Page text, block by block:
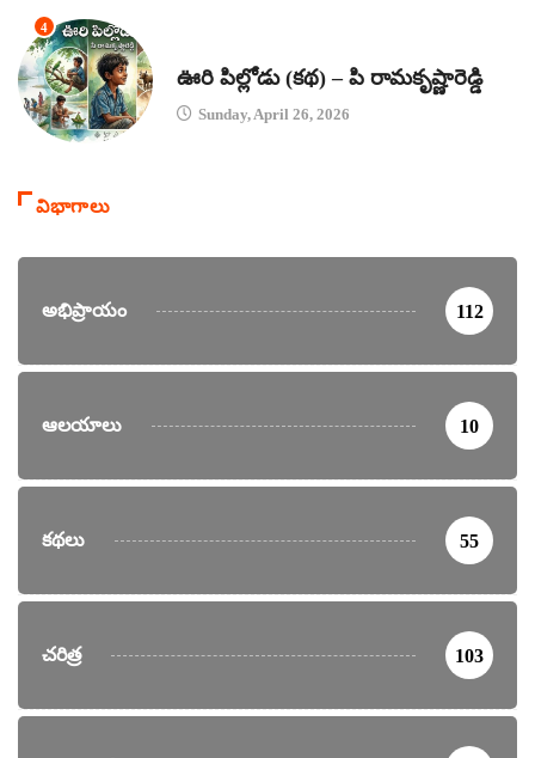
4
ఊరి పిల్లోడు (కథ) – పి రామకృష్ణారెడ్డి
Sunday, April 26, 2026
విభాగాలు
అభిప్రాయం 112
ఆలయాలు 10
కథలు 55
చరిత్ర 103